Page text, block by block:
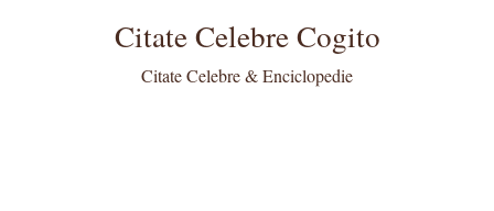
Citate Celebre Cogito
Citate Celebre & Enciclopedie